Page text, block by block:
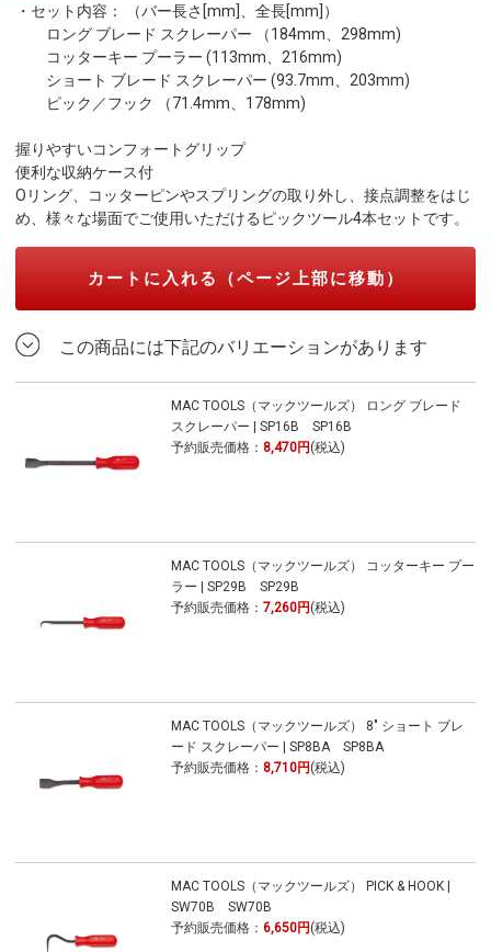
・セット内容： （バー長さ[mm]、全長[mm]）
ロング ブレード スクレーパー （184mm、298mm)
コッターキー プーラー (113mm、216mm)
ショート ブレード スクレーパー (93.7mm、203mm)
ピック／フック （71.4mm、178mm)
握りやすいコンフォートグリップ
便利な収納ケース付
Oリング、コッターピンやスプリングの取り外し、接点調整をはじ
め、様々な場面でご使用いただけるピックツール4本セットです。
カートに入れる（ページ上部に移動）
この商品には下記のバリエーションがあります
MAC TOOLS（マックツールズ） ロング ブレード
スクレーパー | SP16B SP16B
予約販売価格： 8,470円 (税込)
MAC TOOLS（マックツールズ） コッターキー プー
ラー | SP29B SP29B
予約販売価格： 7,260円 (税込)
MAC TOOLS（マックツールズ） 8" ショート ブレ
ード スクレーパー | SP8BA SP8BA
予約販売価格： 8,710円 (税込)
MAC TOOLS（マックツールズ） PICK & HOOK |
SW70B SW70B
予約販売価格： 6,650円 (税込)